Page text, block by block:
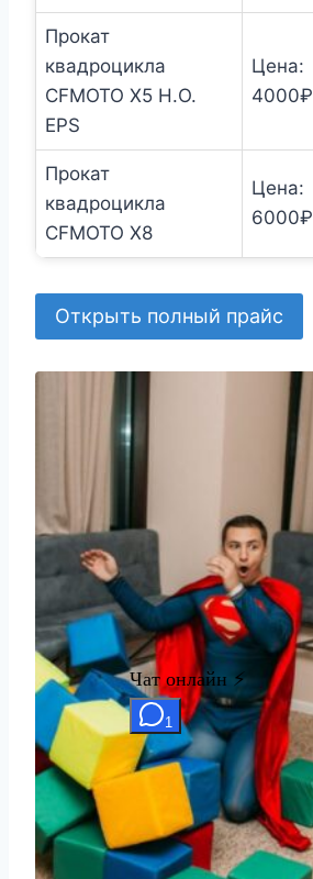
Прокат
квадроцикла
CFMOTO X5 H.O.
EPS
Цена:
4000₽
Прокат
квадроцикла
CFMOTO X8
Цена:
6000₽
Открыть полный прайс